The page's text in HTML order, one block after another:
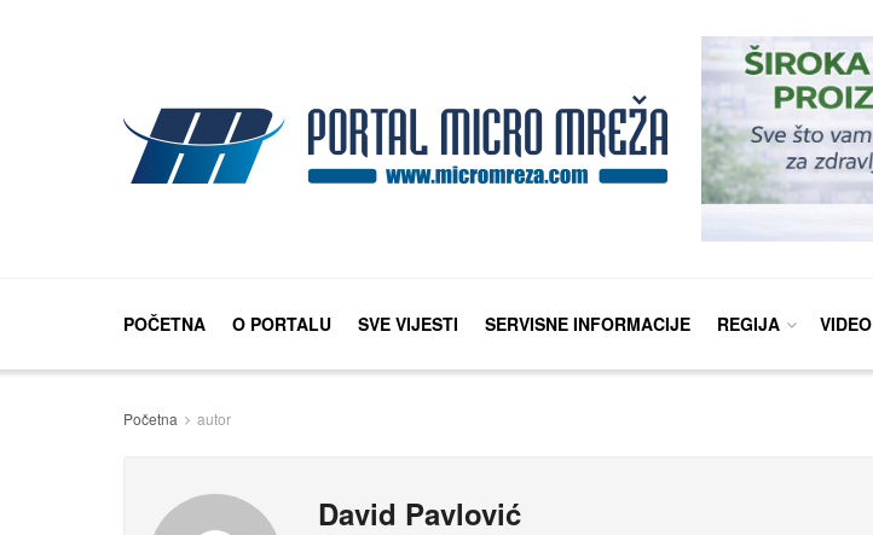
POČETNA O PORTALU SVE VIJESTI SERVISNE INFORMACIJE REGIJA VIDEO
Početna autor
David Pavlović